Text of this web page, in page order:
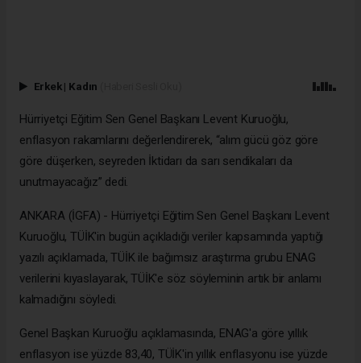
Erkek | Kadın
Hürriyetçi Eğitim Sen Genel Başkanı Levent Kuruoğlu,
enflasyon rakamlarını değerlendirerek, “alım gücü göz göre
göre düşerken, seyreden İktidarı da sarı sendikaları da
unutmayacağız” dedi.
ANKARA (İGFA) - Hürriyetçi Eğitim Sen Genel Başkanı Levent
Kuruoğlu, TÜİK'in bugün açıkladığı veriler kapsamında yaptığı
yazılı açıklamada, TÜİK ile bağımsız araştırma grubu ENAG
verilerini kıyaslayarak, TÜİK'e söz söyleminin artık bir anlamı
kalmadığını söyledi.
Genel Başkan Kuruoğlu açıklamasında, ENAG'a göre yıllık
enflasyon ise yüzde 83,40, TÜİK'in yıllık enflasyonu ise yüzde